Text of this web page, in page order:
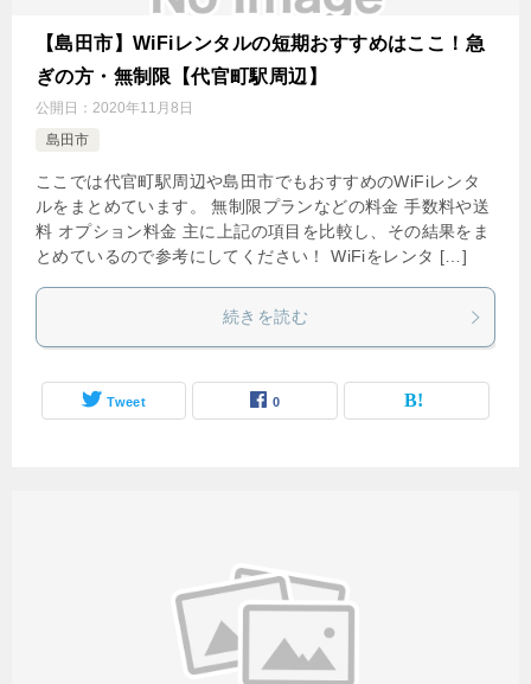
【島田市】WiFiレンタルの短期おすすめはここ！急
ぎの方・無制限【代官町駅周辺】
公開日： 2020年11月8日
島田市
ここでは代官町駅周辺や島田市でもおすすめのWiFiレンタ
ルをまとめています。 無制限プランなどの料金 手数料や送
料 オプション料金 主に上記の項目を比較し、その結果をま
とめているので参考にしてください！ WiFiをレンタ […]
続きを読む
Tweet 0